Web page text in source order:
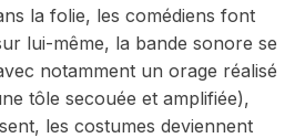
la folie, les comédiens font
lui-même, la bande sonore se
notamment un orage réalisé
tôle secouée et amplifiée),
les costumes deviennent